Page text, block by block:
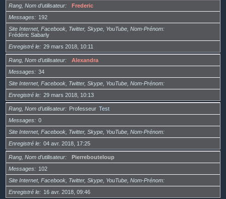
Rang, Nom d’utilisateur
Frederic
Messages
192
Site Internet, Facebook, Twitter, Skype, YouTube, Nom-Prénom
Frédéric Sabarly
Enregistré le
29 mars 2018, 10:11
Rang, Nom d’utilisateur
Alexandra
Messages
34
Site Internet, Facebook, Twitter, Skype, YouTube, Nom-Prénom
Enregistré le
29 mars 2018, 10:13
Rang, Nom d’utilisateur Professeur Test
Messages
0
Site Internet, Facebook, Twitter, Skype, YouTube, Nom-Prénom
Enregistré le
04 avr. 2018, 17:25
Rang, Nom d’utilisateur
Pierrebouteloup
Messages
102
Site Internet, Facebook, Twitter, Skype, YouTube, Nom-Prénom
Enregistré le
16 avr. 2018, 09:46